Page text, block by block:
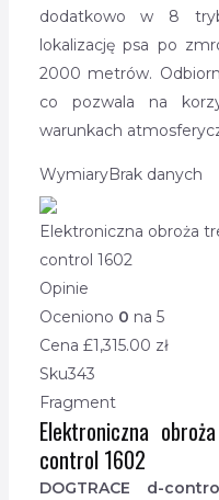
dodatkowo w 8
lokalizację psa po
2000 metrów.
co pozwala na
warunkach
WymiaryBrak danych
Elektroniczna obroża
control 1602
Opinie
Oceniono 0 na 5
Cena £1,315.00 zł
Sku343
Fragment
Elektroniczna
control 1602
DOGTRACE d-